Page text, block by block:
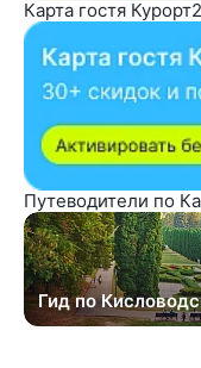
Карта гостя
Путеводители по
Гид по